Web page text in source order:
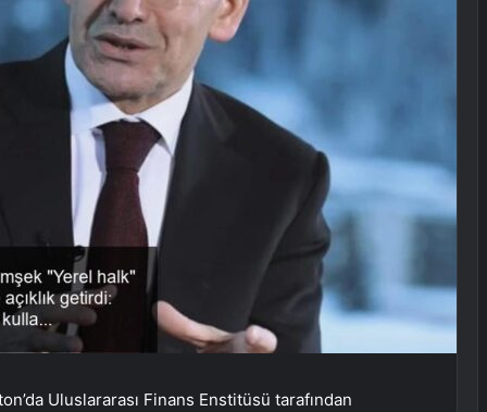
Uluslararası Finans Enstitüsü tarafından